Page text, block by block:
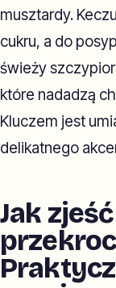
musztardy.
cukru, a do
świeży
które nadadzą
Kluczem jest
delikatnego
Jak